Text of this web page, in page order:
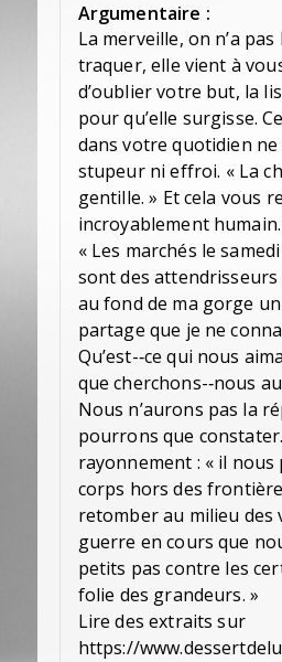
Argumentaire :
La merveille, on n’a
traquer, elle vient à
d’oublier votre but, la
pour qu’elle surgisse.
dans votre quotidien
stupeur ni effroi. « La
gentille. » Et cela vous
incroyablement humain.
« Les marchés le
sont des
au fond de ma gorge
partage que je ne
Qu’est-­‐ce qui nous
que cherchons-­‐nous
Nous n’aurons pas la
pourrons que
rayonnement : « il
corps hors des
retomber au milieu des
guerre en cours que
petits pas contre les
folie des grandeurs. »
Lire des extraits sur
https://